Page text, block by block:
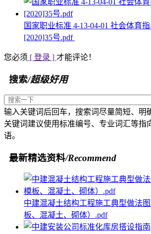
国家职业标准 4-13-04-01 社会体育
[2020]35号.pdf
您必须 [ 登录 ] 才能评论！
搜索/超级好用
输入关键词后回车，搜索词尽量简短、明
关键词建议使用标准编号、专业词汇等指
语。
最新精选资料/Recommend
中建混凝土结构工程施工典型做法
板、混凝土、砌体）.pdf